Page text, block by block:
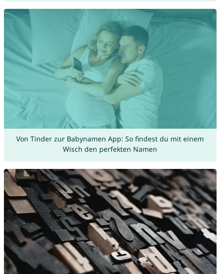
Von Tinder zur Babynamen App: So findest du mit einem
Wisch den perfekten Namen